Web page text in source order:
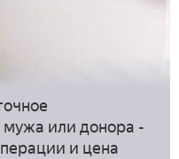
или донора -
и цена